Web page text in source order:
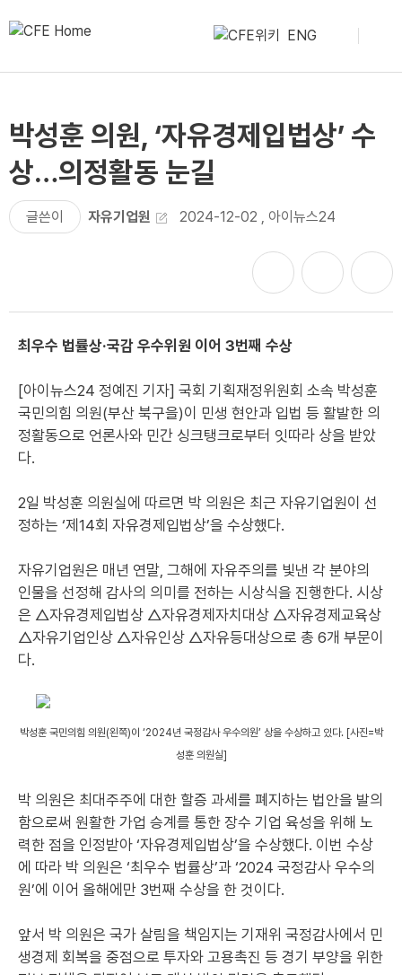
ENG
박성훈 의원, ‘자유경제입법상’ 수
상…의정활동 눈길
글쓴이 자유기업원 2024-12-02 , 아이뉴스24
최우수 법률상·국감 우수위원 이어 3번째 수상
[아이뉴스24 정예진 기자] 국회 기획재정위원회 소속 박성훈
국민의힘 의원(부산 북구을)이 민생 현안과 입법 등 활발한 의
정활동으로 언론사와 민간 싱크탱크로부터 잇따라 상을 받았
다.
2일 박성훈 의원실에 따르면 박 의원은 최근 자유기업원이 선
정하는 ‘제14회 자유경제입법상’을 수상했다.
자유기업원은 매년 연말, 그해에 자유주의를 빛낸 각 분야의
인물을 선정해 감사의 의미를 전하는 시상식을 진행한다. 시상
은 △자유경제입법상 △자유경제자치대상 △자유경제교육상
△자유기업인상 △자유인상 △자유등대상으로 총 6개 부문이
다.
박성훈 국민의힘 의원(왼쪽)이 ‘2024년 국정감사 우수의원’ 상을 수상하고 있다. [사진=박
성훈 의원실]
박 의원은 최대주주에 대한 할증 과세를 폐지하는 법안을 발의
함으로써 원활한 가업 승계를 통한 장수 기업 육성을 위해 노
력한 점을 인정받아 ‘자유경제입법상’을 수상했다. 이번 수상
에 따라 박 의원은 ‘최우수 법률상’과 ‘2024 국정감사 우수의
원’에 이어 올해에만 3번째 수상을 한 것이다.
앞서 박 의원은 국가 살림을 책임지는 기재위 국정감사에서 민
생경제 회복을 중점으로 투자와 고용촉진 등 경기 부양을 위한